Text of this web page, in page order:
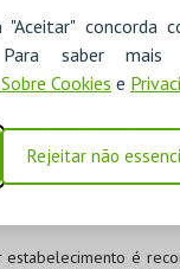
concorda
Para saber
Cookies e
Rejeitar não
inovador na sua
dos seus
e de informação.
para cada
que contribuem
é